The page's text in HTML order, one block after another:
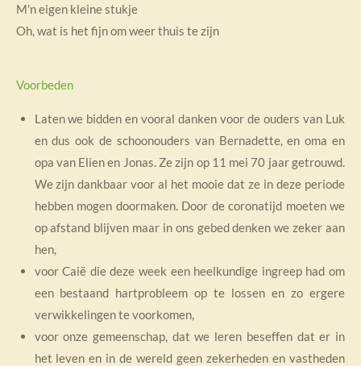
M'n eigen kleine stukje
Oh, wat is het fijn om weer thuis te zijn
Voorbeden
Laten we bidden en vooral danken voor de ouders van Luk
en dus ook de schoonouders van Bernadette, en oma en
opa van Elien en Jonas. Ze zijn op 11 mei 70 jaar getrouwd.
We zijn dankbaar voor al het mooie dat ze in deze periode
hebben mogen doormaken. Door de coronatijd moeten we
op afstand blijven maar in ons gebed denken we zeker aan
hen,
voor Caië die deze week een heelkundige ingreep had om
een bestaand hartprobleem op te lossen en zo ergere
verwikkelingen te voorkomen,
voor onze gemeenschap, dat we leren beseffen dat er in
het leven en in de wereld geen zekerheden en vastheden